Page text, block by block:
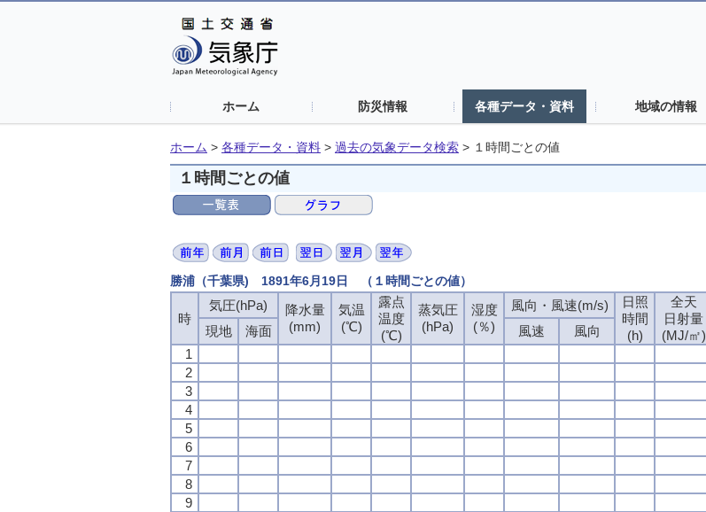
ホーム 防災情報 各種データ・資料 地域の情報
ホーム > 各種データ・資料 > 過去の気象データ検索 > １時間ごとの値
１時間ごとの値
勝浦（千葉県) 1891年6月19日 （１時間ごとの値）
時
気圧(hPa)
降水量
(mm)
気温
(℃)
露点
温度
(℃)
蒸気圧
(hPa)
湿度
(％)
風向・風速(m/s)
日照
時間
(h)
全天
日射量
(MJ/㎡)
現地 海面 風速 風向
1
2
3
4
5
6
7
8
9